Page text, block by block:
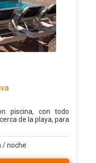
piscina, con todo
de la playa, para
/ noche